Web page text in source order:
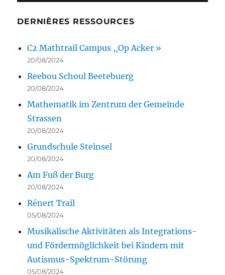
DERNIÈRES RESSOURCES
C2 Mathtrail Campus ,,Op Acker »
20/08/2024
Reebou Schoul Beetebuerg
20/08/2024
Mathematik im Zentrum der Gemeinde
Strassen
20/08/2024
Grundschule Steinsel
20/08/2024
Am Fuß der Burg
20/08/2024
Rénert Trail
05/08/2024
Musikalische Aktivitäten als Integrations-
und Fördermöglichkeit bei Kindern mit
Autismus-Spektrum-Störung
05/08/2024